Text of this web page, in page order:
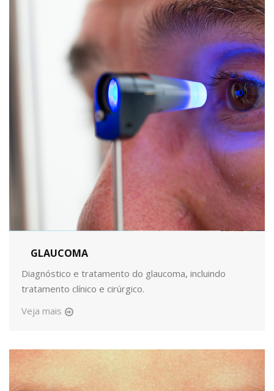
GLAUCOMA
Diagnóstico e tratamento do glaucoma, incluindo
tratamento clínico e cirúrgico.
Veja mais